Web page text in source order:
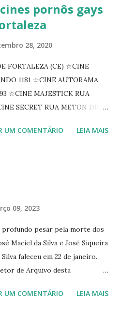
pornôs gays
28, 2020
FORTALEZA (CE) ☆CINE
1181 ☆CINE AUTORAMA
☆CINE MAJESTICK RUA
SECRET RUA METON DE
RUA FLORIANO PEIXOTO 1206
MAIO 825 ☆CINE ECLIPSE
UM COMENTÁRIO LEIA MAIS
09, 2023
profundo pesar pela morte dos
Maciel da Silva e José Siqueira
faleceu em 22 de janeiro.
de Arquivo desta
28 de fevereiro e encerrou a
UM COMENTÁRIO LEIA MAIS